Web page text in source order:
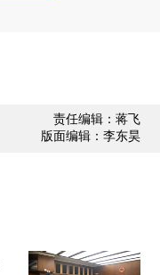
责任编辑：蒋飞
版面编辑：李东昊